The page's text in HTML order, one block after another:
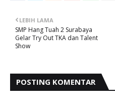
LEBIH LAMA
SMP Hang Tuah 2 Surabaya
Gelar Try Out TKA dan Talent
Show
POSTING KOMENTAR